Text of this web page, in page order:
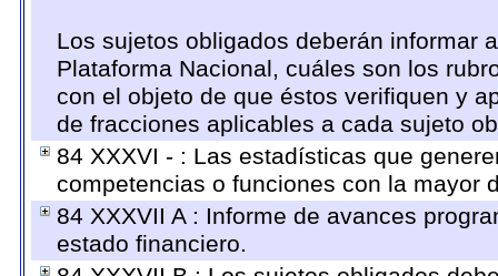
Los sujetos obligados deberán informar
Plataforma Nacional, cuáles son los
con el objeto de que éstos verifiquen y
de fracciones aplicables a cada sujeto
84 XXXVI - : Las estadísticas que
competencias o funciones con la mayor
84 XXXVII A : Informe de avances
estado financiero.